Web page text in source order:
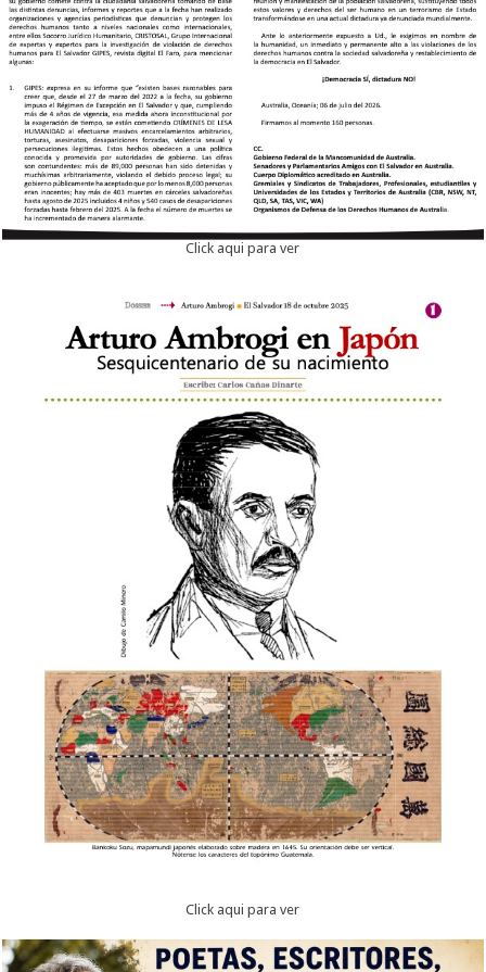
Click aqui para ver
Click aqui para ver